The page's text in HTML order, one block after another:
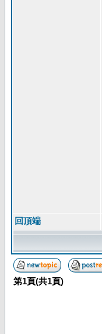
回頂端
第1頁(共1頁)